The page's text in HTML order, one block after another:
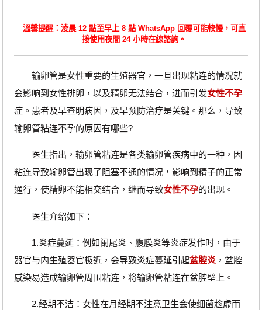
溫馨提醒：淩晨 12 點至早上 8 點 WhatsApp 回覆可能較慢，可直
接使用夜間 24 小時在線諮詢。
输卵管是女性重要的生殖器官，一旦出现粘连的情况就
会影响到女性排卵，以及精卵无法结合，进而引发女性不孕
症。患者及早查明病因，及早预防治疗是关键。那么，导致
输卵管粘连不孕的原因有哪些?
医生指出，输卵管粘连是各类输卵管疾病中的一种，因
粘连导致输卵管出现了阻塞不通的情况，影响到精子的正常
通行，使精卵不能相交结合，继而导致女性不孕的出现。
医生介绍如下：
1.炎症蔓延：例如阑尾炎、腹膜炎等炎症发作时，由于
器官与内生殖器官极近，会导致炎症蔓延引起盆腔炎，盆腔
感染易造成输卵管周围粘连，将输卵管粘连在盆腔壁上。
2.经期不洁：女性在月经期不注意卫生会使细菌趁虚而